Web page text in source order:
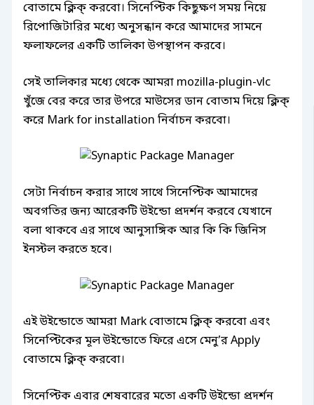
বোতামে ক্লিক্ করবো। সিনেপ্টিক কিছুক্ষণ সময় নিয়ে
রিপোজিটারির মধ্যে অনুসন্ধান করে আমাদের সামনে
ফলাফলের একটি তালিকা উপস্থাপন করবে।
সেই তালিকার মধ্যে থেকে আমরা mozilla-plugin-vlc
খুঁজে বের করে তার উপরে মাউসের ডান বোতাম দিয়ে ক্লিক্
করে Mark for installation নির্বাচন করবো।
সেটা নির্বাচন করার সাথে সাথে সিনেপ্টিক আমাদের
অবগতির জন্য আরেকটি উইন্ডো প্রদর্শন করবে যেখানে
বলা থাকবে এর সাথে আনুসাঙ্গিক আর কি কি জিনিস
ইনস্টল করতে হবে।
এই উইন্ডোতে আমরা Mark বোতামে ক্লিক্ করবো এবং
সিনেপ্টিকের মূল উইন্ডোতে ফিরে এসে মেনু’র Apply
বোতামে ক্লিক্ করবো।
সিনেপ্টিক এবার শেষবারের মতো একটি উইন্ডো প্রদর্শন